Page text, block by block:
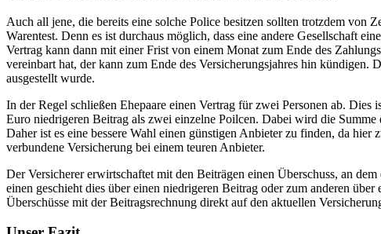
Auch all jene, die bereits eine solche Police besitzen sollten trotzdem von
Warentest. Denn es ist durchaus möglich, dass eine andere Gesellschaft
Vertrag kann dann mit einer Frist von einem Monat zum Ende des
vereinbart hat, der kann zum Ende des Versicherungsjahres hin kündigen.
ausgestellt wurde.
In der Regel schließen Ehepaare einen Vertrag für zwei Personen ab.
Euro niedrigeren Beitrag als zwei einzelne Poilcen. Dabei wird die
Daher ist es eine bessere Wahl einen günstigen Anbieter zu finden, da
verbundene Versicherung bei einem teuren Anbieter.
Der Versicherer erwirtschaftet mit den Beiträgen einen Überschuss, an
einen geschieht dies über einen niedrigeren Beitrag oder zum anderen
Überschüsse mit der Beitragsrechnung direkt auf den aktuellen